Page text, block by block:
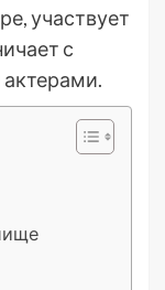
участвует
с